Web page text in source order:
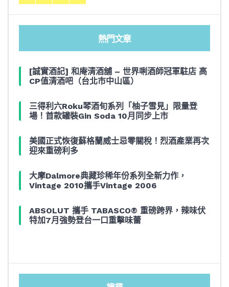
熱門文章
[誠實酒記] 和庵清酒舖 – 世界唎酒師冠軍駐店 高
CP值清酒吧（台北市中山區）
三得利六Roku琴酒旬系列「柚子雪見」限量登
場！首款罐裝Gin Soda 10月同步上市
美國正式恢復蘇格蘭威士忌零關稅！烈酒產業再次
迎來重磅利多
大摩Dalmore典藏珍稀年份系列全新力作，
Vintage 2010攜手Vintage 2006
ABSOLUT 攜手 TABASCO® 重磅跨界，辣味伏
特加7月強勢登台一口重擊味蕾